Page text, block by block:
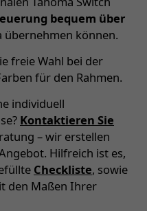
bequem über
übernehmen können.
freie Wahl bei der
für den Rahmen.
individuell
Kontaktieren Sie
– wir erstellen
Hilfreich ist es,
Checkliste, sowie
den Maßen Ihrer